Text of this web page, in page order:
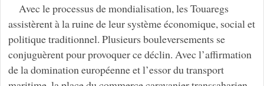
Avec le processus de mondialisation, les Touaregs
assistèrent à la ruine de leur système économique, social et
politique traditionnel. Plusieurs bouleversements se
conjuguèrent pour provoquer ce déclin. Avec l’affirmation
de la domination européenne et l’essor du transport